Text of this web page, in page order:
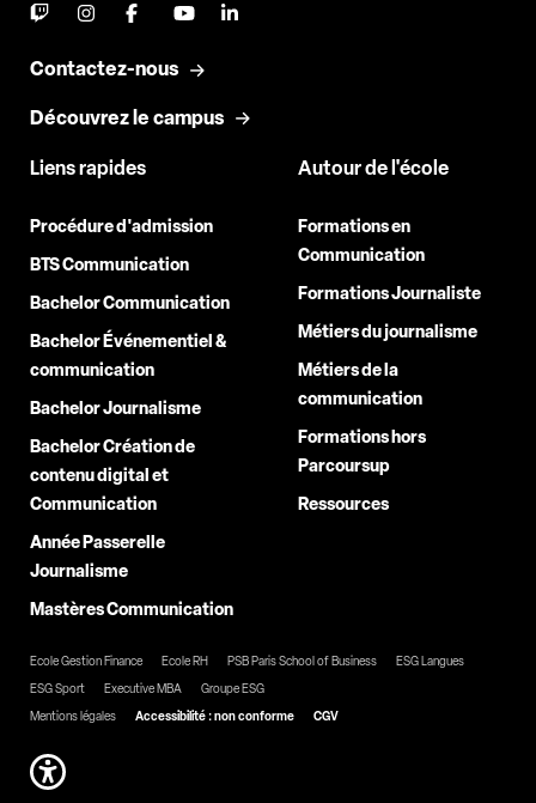
Contactez-nous
Découvrez le campus
Liens rapides
Procédure d'admission
BTS Communication
Bachelor Communication
Bachelor Événementiel &
communication
Bachelor Journalisme
Bachelor Création de
contenu digital et
Communication
Année Passerelle
Journalisme
Mastères Communication
Autour de l'école
Formations en
Communication
Formations Journaliste
Métiers du journalisme
Métiers de la
communication
Formations hors
Parcoursup
Ressources
Ecole Gestion Finance Ecole RH PSB Paris School of Business
ESG Langues
ESG Sport
Executive MBA
Groupe ESG
Mentions légales
Accessibilité : non conforme CGV